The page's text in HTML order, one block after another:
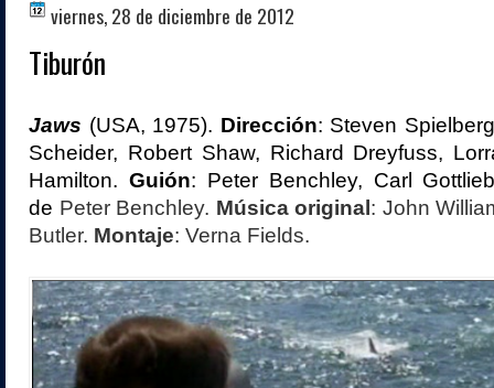
viernes, 28 de diciembre de 2012
Tiburón
Jaws (USA, 1975). Dirección: Steven
Scheider, Robert Shaw, Richard Dreyfuss,
Hamilton. Guión: Peter Benchley, Carl
de Peter Benchley. Música original: John
Butler. Montaje: Verna Fields.